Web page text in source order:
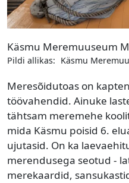
Käsmu Meremuuseum
Pildi allikas: Käsmu
Meresõidutoas on
töövahendid. Ainuke
tähtsam meremehe
mida Käsmu poisid 6.
ujutasid. On ka
merendusega seotud -
merekaardid,